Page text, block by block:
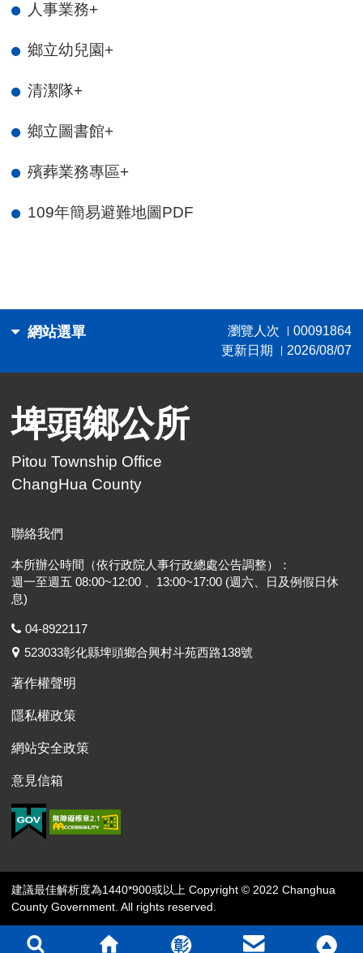
人事業務+
鄉立幼兒園+
清潔隊+
鄉立圖書館+
殯葬業務專區+
109年簡易避難地圖PDF
網站選單 瀏覽人次
00091864
更新日期
2026/08/07
埤頭鄉公所
Pitou Township Office
ChangHua County
聯絡我們
本所辦公時間（依行政院人事行政總處公告調整）：
週一至週五 08:00~12:00 、13:00~17:00 (週六、日及例假日休
息)
04-8922117
523033彰化縣埤頭鄉合興村斗苑西路138號
著作權聲明
隱私權政策
網站安全政策
意見信箱
建議最佳解析度為1440*900或以上 Copyright © 2022 Changhua
County Government. All rights reserved.